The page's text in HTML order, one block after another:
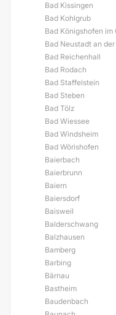
Bad Kissingen
Bad Kohlgrub
Bad Königshofen im
Bad Neustadt an
Bad Reichenhall
Bad Rodach
Bad Staffelstein
Bad Steben
Bad Tölz
Bad Wiessee
Bad Windsheim
Bad Wörishofen
Baierbach
Baierbrunn
Baiern
Baiersdorf
Baisweil
Balderschwang
Balzhausen
Bamberg
Barbing
Bärnau
Bastheim
Baudenbach